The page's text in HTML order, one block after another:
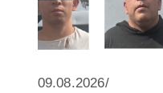
09.08.2026/